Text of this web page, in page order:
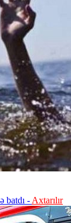
batdı - Axtarılır